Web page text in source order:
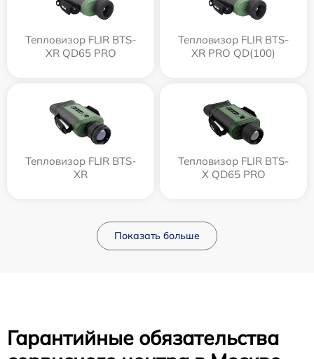
Тепловизор FLIR BTS-
XR QD65 PRO
Тепловизор FLIR BTS-
XR PRO QD(100)
Тепловизор FLIR BTS-
XR
Тепловизор FLIR BTS-
X QD65 PRO
Показать больше
Гарантийные обязательства